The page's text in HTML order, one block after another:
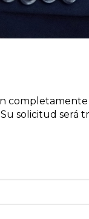
solicitud será